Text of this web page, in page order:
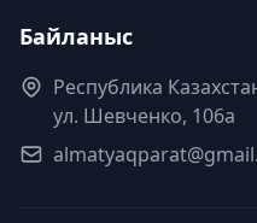
Байланыс
Республика
ул. Шевченко, 106а